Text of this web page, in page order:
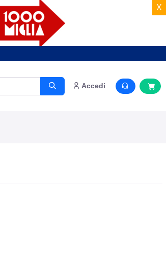
X
Accedi